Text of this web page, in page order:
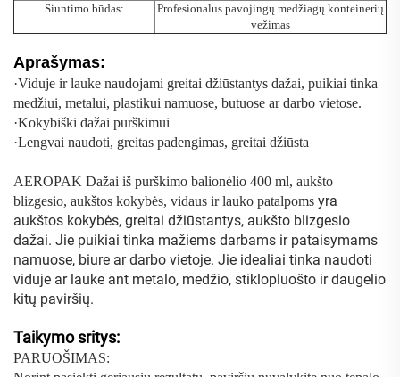
Siuntimo būdas:
Profesionalus pavojingų medžiagų konteinerių
vežimas
Aprašymas:
·Viduje ir lauke naudojami greitai džiūstantys dažai, puikiai tinka
medžiui, metalui, plastikui namuose, butuose ar darbo vietose.
·Kokybiški dažai purškimui
·Lengvai naudoti, greitas padengimas, greitai džiūsta
AEROPAK Dažai iš purškimo balionėlio 400 ml, aukšto
blizgesio, aukštos kokybės, vidaus ir lauko patalpoms yra
aukštos kokybės, greitai džiūstantys, aukšto blizgesio
dažai. Jie puikiai tinka mažiems darbams ir pataisymams
namuose, biure ar darbo vietoje. Jie idealiai tinka naudoti
viduje ar lauke ant metalo, medžio, stiklopluošto ir daugelio
kitų paviršių.
Taikymo sritys:
PARUOŠIMAS: